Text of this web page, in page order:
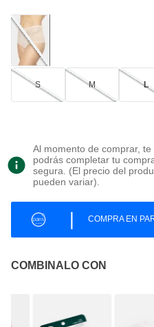
S M L
Al momento de comprar,
podrás completar tu
segura. (El precio del
pueden variar).
| COMPRA EN
COMBINALO CON